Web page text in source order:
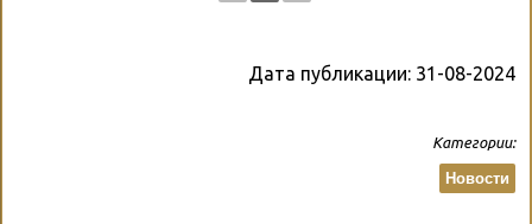
Дата публикации: 31-08-2024
Категории:
Новости